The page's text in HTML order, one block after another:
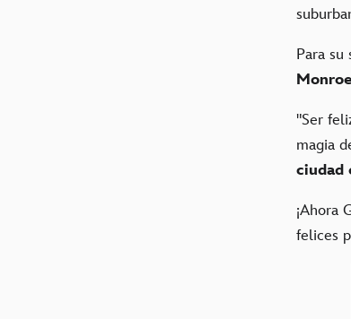
Para su
Monroe
"Ser
magia
ciudad
¡Ahora
felices